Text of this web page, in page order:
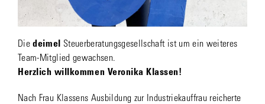
Diedeimel
Steuerberatungsgesellschaft ist um ein weiteres
Team-Mitglied gewachsen.
Herzlich willkommen Veronika Klassen!
Nach Frau Klassens Ausbildung zur Industriekauffrau reicherte